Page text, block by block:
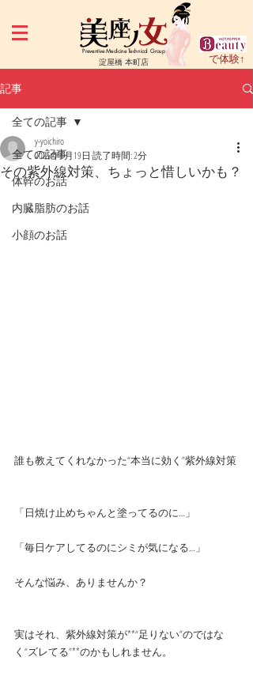
Preventive Medicine Technical Group
淀屋橋 本町店 で体験↑
記事
全ての記事
体幹のお話
内臓脂肪のお話
小顔のお話
全ての記事
その紫外線対策、ちょっと惜しいかも？
y-yoichiro
2025年6月19日 読了時間: 2分
誰も教えてくれなかった“本当に効く”紫外線対策
「日焼け止めちゃんと塗ってるのに…」
「毎日ケアしてるのにシミが気になる…」
そんな悩み、ありませんか？
実はそれ、紫外線対策が**“足りない”のではな
く“ズレてる”**のかもしれません。